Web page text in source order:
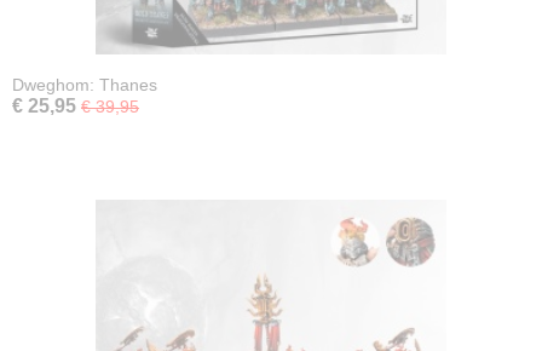
Dweghom: Thanes
€ 25,95 € 39,95